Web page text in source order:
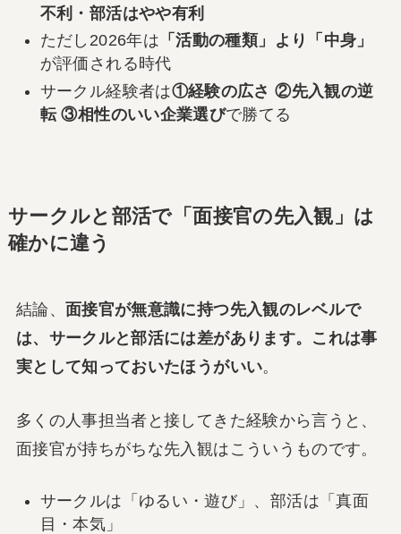
不利・部活はやや有利
ただし2026年は 「活動の種類」より「中身」
が評価される時代
サークル経験者は①経験の広さ ②先入観の逆
転 ③相性のいい企業選びで勝てる
サークルと部活で「面接官の先入観」は
確かに違う
結論、 面接官が無意識に持つ先入観のレベルで
は、サークルと部活には差があります。これは事
実として知っておいたほうがいい。
多くの人事担当者と接してきた経験から言うと、
面接官が持ちがちな先入観はこういうものです。
サークルは「ゆるい・遊び」、部活は「真面
目・本気」